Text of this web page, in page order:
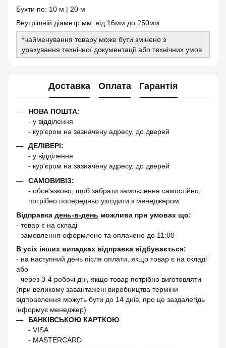
Бухти по: 10 м | 20 м
Внутрішній діаметр мм: від 16мм до 250мм
*найменування товару може бути змінено з
урахування технічної документації або технічних умов
Доставка Оплата Гарантія
НОВА ПОШТА:
- у відділення
- кур'єром на зазначену адресу, до дверей
ДЕЛІВЕРІ:
- у відділення
- кур'єром на зазначену адресу, до дверей
САМОВИВІЗ:
- обов'язково, щоб забрати замовлення самостійно,
потрібно попередньо узгодити з менеджером
Відправка день-в-день можлива при умовах що:
- товар є на складі
- замовлення оформлено та оплачено до 11:00
В усіх інших випадках відправка відбувається:
- на наступний день після оплати, якщо товар є на складі
або
- через 3-4 робочі дні, якщо товар потрібно виготовляти
(при великому завантажені виробництва терміни
відправлення можуть бути до 14 днів, про це заздалегідь
інформує менеджер)
БАНКІВСЬКОЮ КАРТКОЮ
- VISA
- MASTERCARD